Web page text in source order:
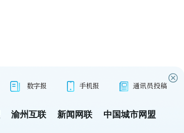
数字报 手机报 通讯员投稿
渝州互联 新闻网联 中国城市网盟